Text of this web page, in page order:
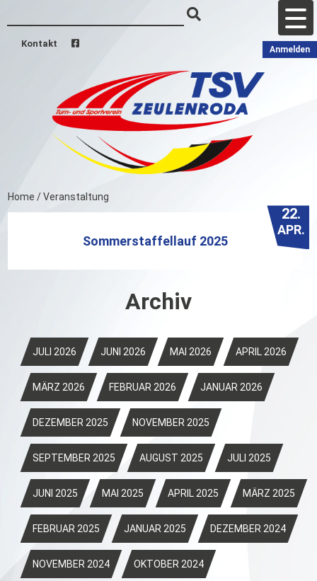
Kontakt
Anmelden
Home /Veranstaltung
22.
APR.
Sommerstaffellauf 2025
Archiv
JULI 2026 JUNI 2026 MAI 2026 APRIL 2026
MÄRZ 2026 FEBRUAR 2026 JANUAR 2026
DEZEMBER 2025 NOVEMBER 2025
SEPTEMBER 2025 AUGUST 2025 JULI 2025
JUNI 2025 MAI 2025 APRIL 2025 MÄRZ 2025
FEBRUAR 2025 JANUAR 2025 DEZEMBER 2024
NOVEMBER 2024 OKTOBER 2024